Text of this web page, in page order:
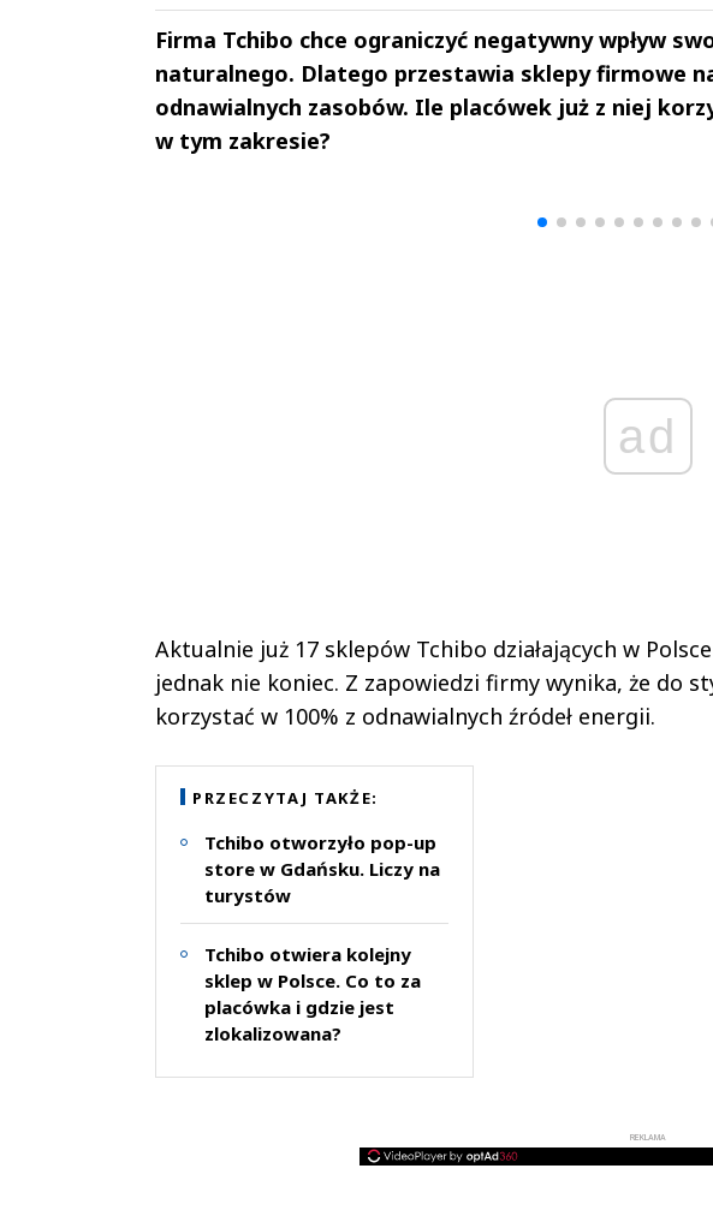
Firma Tchibo chce ograniczyć negatywny wpływ
naturalnego. Dlatego przestawia sklepy firmowe
odnawialnych zasobów. Ile placówek już z niej
w tym zakresie?
ad
Aktualnie już 17 sklepów Tchibo działających w
jednak nie koniec. Z zapowiedzi firmy wynika, że do
korzystać w 100% z odnawialnych źródeł energii.
PRZECZYTAJ TAKŻE:
Tchibo otworzyło pop-up
store w Gdańsku. Liczy na
turystów
Tchibo otwiera kolejny
sklep w Polsce. Co to za
placówka i gdzie jest
zlokalizowana?
REKLAMA
Andrzej i Marta